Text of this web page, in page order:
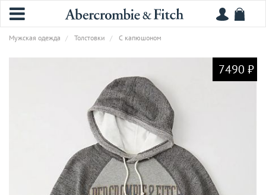
Мужская одежда Толстовки С капюшоном
7490 ₽